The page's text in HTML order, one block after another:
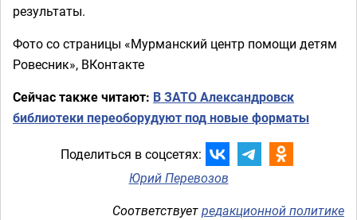
результаты.
Фото со страницы «Мурманский центр помощи детям
Ровесник», ВКонтакте
Сейчас также читают: В ЗАТО Александровск
библиотеки переоборудуют под новые форматы
Поделиться в соцсетях:
Юрий Перевозов
Соответствуетредакционной политике